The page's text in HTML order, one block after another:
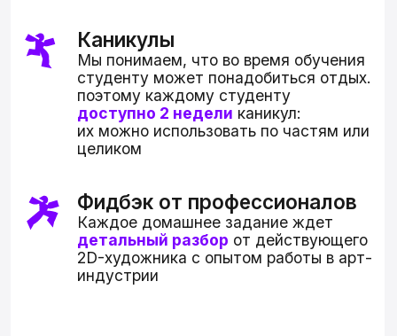
Набор ограничен, чтобы мы могли
уделить внимание каждому студенту
Сомневаетесь? Это
нормально. Поможем понять,
подойдет ли вам курс и каких
результатов вы сможете
достичь
вам сделатьпервый шаг
навстречу мечте!